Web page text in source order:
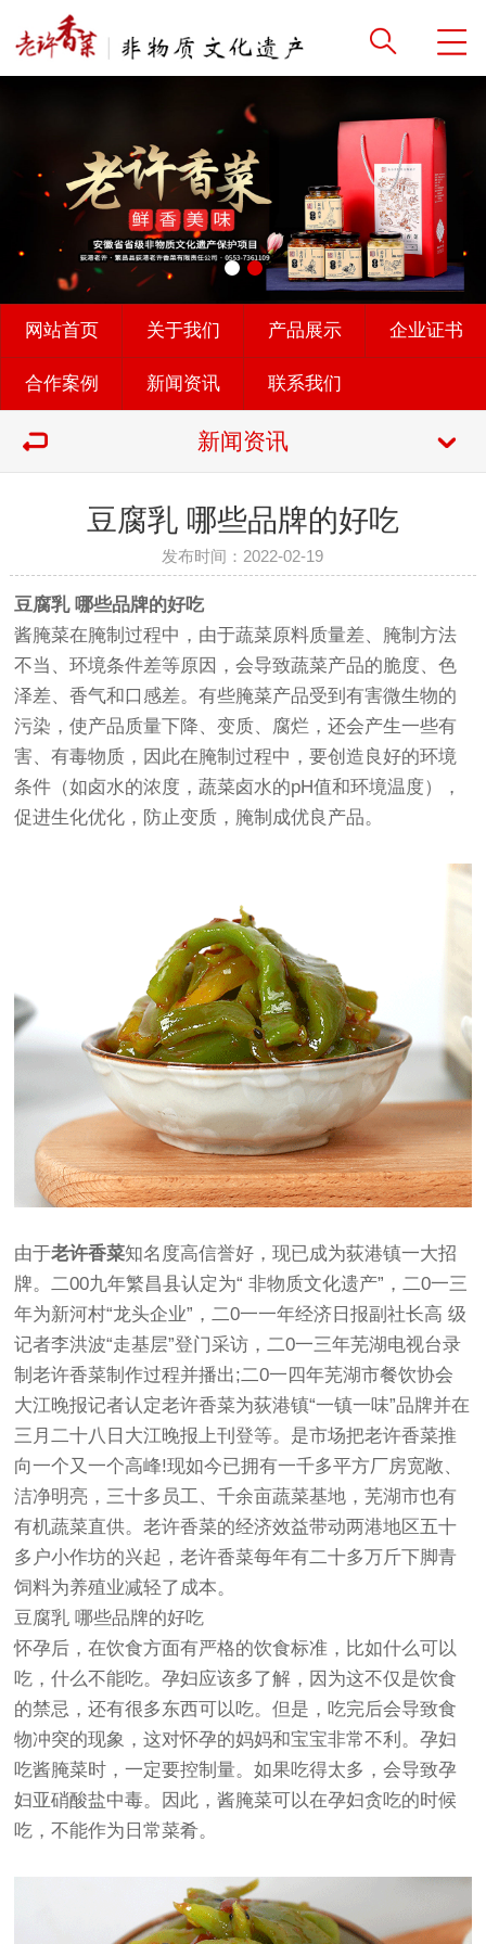
网站首页 关于我们 产品展示 企业证书
合作案例 新闻资讯 联系我们
新闻资讯
豆腐乳 哪些品牌的好吃
发布时间：2022-02-19
豆腐乳 哪些品牌的好吃
酱腌菜在腌制过程中，由于蔬菜原料质量差、腌制方法
不当、环境条件差等原因，会导致蔬菜产品的脆度、色
泽差、香气和口感差。有些腌菜产品受到有害微生物的
污染，使产品质量下降、变质、腐烂，还会产生一些有
害、有毒物质，因此在腌制过程中，要创造良好的环境
条件（如卤水的浓度，蔬菜卤水的pH值和环境温度），
促进生化优化，防止变质，腌制成优良产品。
由于老许香菜知名度高信誉好，现已成为荻港镇一大招
牌。二00九年繁昌县认定为“ 非物质文化遗产”，二0一三
年为新河村“龙头企业”，二0一一年经济日报副社长高 级
记者李洪波“走基层”登门采访，二0一三年芜湖电视台录
制老许香菜制作过程并播出;二0一四年芜湖市餐饮协会
大江晚报记者认定老许香菜为荻港镇“一镇一味”品牌并在
三月二十八日大江晚报上刊登等。是市场把老许香菜推
向一个又一个高峰!现如今已拥有一千多平方厂房宽敞、
洁净明亮，三十多员工、千余亩蔬菜基地，芜湖市也有
有机蔬菜直供。老许香菜的经济效益带动两港地区五十
多户小作坊的兴起，老许香菜每年有二十多万斤下脚青
饲料为养殖业减轻了成本。
豆腐乳 哪些品牌的好吃
怀孕后，在饮食方面有严格的饮食标准，比如什么可以
吃，什么不能吃。孕妇应该多了解，因为这不仅是饮食
的禁忌，还有很多东西可以吃。但是，吃完后会导致食
物冲突的现象，这对怀孕的妈妈和宝宝非常不利。孕妇
吃酱腌菜时，一定要控制量。如果吃得太多，会导致孕
妇亚硝酸盐中毒。因此，酱腌菜可以在孕妇贪吃的时候
吃，不能作为日常菜肴。